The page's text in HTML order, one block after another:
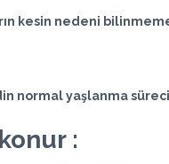
kesin nedeni
normal yaşlanma
: